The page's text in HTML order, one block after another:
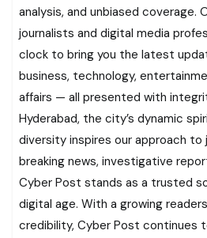
analysis, and unbiased coverage.
journalists and digital media
clock to bring you the latest
business, technology,
affairs — all presented with
Hyderabad, the city’s dynamic
diversity inspires our approach to
breaking news, investigative
Cyber Post stands as a trusted
digital age. With a growing
credibility, Cyber Post continues